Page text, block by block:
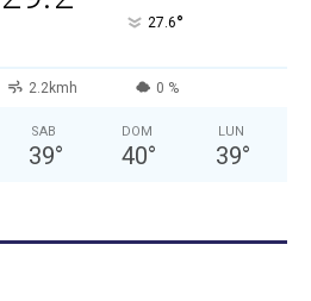
27.6°
2.2kmh 0 %
SAB
39°
DOM
40°
LUN
39°